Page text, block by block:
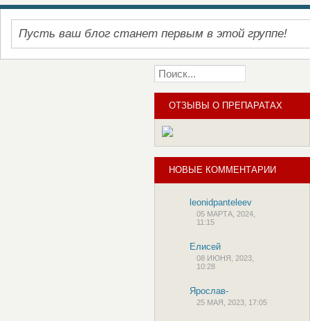
Пусть ваш блог станет первым в этой группе!
ОТЗЫВЫ О ПРЕПАРАТАХ
НОВЫЕ КОММЕНТАРИИ
leonidpanteleev
05 МАРТА, 2024,
11:15
Елисей
08 ИЮНЯ, 2023,
10:28
Ярослав-
25 МАЯ, 2023, 17:05